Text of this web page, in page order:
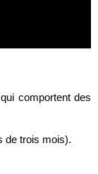
comportent des
de trois mois).